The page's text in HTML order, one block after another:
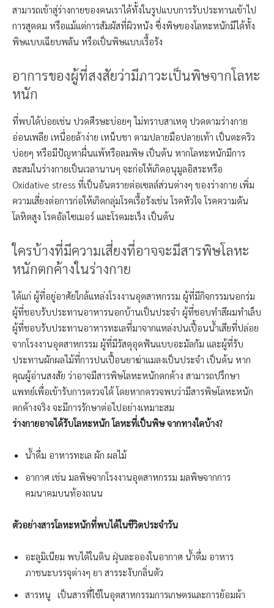
สามารถเข้าสู่ร่างกายของคนเราได้ทั้งในรูปแบบการรับประทานเข้าไป
การสูดดม หรือแม้แต่การสัมผัสที่ผิวหนัง ซึ่งพิษของโลหะหนักมีได้ทั้ง
พิษแบบเฉียบพลัน หรือเป็นพิษแบบเรื้อรัง
อาการของผู้ที่สงสัยว่ามีภาวะเป็นพิษจากโลหะ
หนัก
ที่พบได้บ่อยเช่น ปวดศีรษะบ่อยๆ ไม่ทราบสาเหตุ ปวดตามร่างกาย
อ่อนเพลีย เหนื่อยล้าง่าย เหน็บชา ตามปลายมือปลายเท้า เป็นตะคริว
บ่อยๆ หรือมีปัญหาผื่นแพ้หรือลมพิษ เป็นต้น หากโลหะหนักมีการ
สะสมในร่างกายเป็นเวลานานๆ จะก่อให้เกิดอนุมูลอิสระหรือ
Oxidative stress ที่เป็นอันตรายต่อเซลล์ส่วนต่างๆ ของร่างกาย เพิ่ม
ความเสี่ยงต่อการก่อให้เกิดกลุ่มโรคเรื้อรังเช่น โรคหัวใจ โรคความดัน
โลหิตสูง โรคอัลไซเมอร์ และโรคมะเร็ง เป็นต้น
ใครบ้างที่มีความเสี่ยงที่อาจจะมีสารพิษโลหะ
หนักตกค้างในร่างกาย
ได้แก่ ผู้ที่อยู่อาศัยใกล้แหล่งโรงงานอุตสาหกรรม ผู้ที่มีกิจกรรมนอกร่ม
ผู้ที่ชอบรับประทานอาหารนอกบ้านเป็นประจำ ผู้ที่ชอบทำสีผมทำเล็บ
ผู้ที่ชอบรับประทานอาหารทะเลที่มาจากแหล่งปนเปื้อนน้ำเสียที่ปล่อย
จากโรงงานอุตสาหกรรม ผู้ที่มีวัสดุอุดฟันแบบอะมัลกัม และผู้ที่รับ
ประทานผักผลไม้ที่การปนเปื้อนยาฆ่าแมลงเป็นประจำ เป็นต้น หาก
คุณผู้อ่านสงสัย ว่าอาจมีสารพิษโลหะหนักตกค้าง สามารถปรึกษา
แพทย์เพื่อเข้ารับการตรวจได้ โดยหากตรวจพบว่ามีสารพิษโลหะหนัก
ตกค้างจริง จะมีการรักษาต่อไปอย่างเหมาะสม
ร่างกายอาจได้รับโลหะหนัก โลหะที่เป็นพิษ จากทางใดบ้าง?
น้ำดื่ม อาหารทะเล ผัก ผลไม้
อากาศ เช่น มลพิษจากโรงงานอุตสาหกรรม มลพิษจากการ
คมนาคมบนท้องถนน
ตัวอย่างสารโลหะหนักที่พบได้ในชีวิตประจำวัน
อะลูมิเนียม พบได้ในดิน ฝุ่นละอองในอากาศ น้ำดื่ม อาหาร
ภาชนะบรรจุต่างๆ ยา สารระงับกลิ่นตัว
สารหนู
เป็นสารที่ใช้ในอุตสาหกรรมการเกษตรและการย้อมผ้า